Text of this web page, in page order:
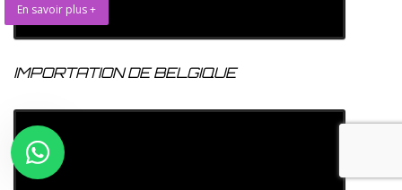
En savoir plus +
IMPORTATION DE BELGIQUE